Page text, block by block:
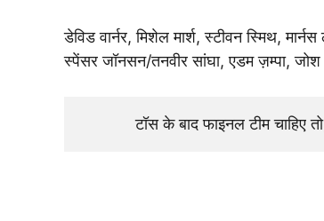
डेविड वार्नर, मिशेल मार्श, स्टीवन स्मिथ,
स्पेंसर जॉनसन/तनवीर सांघा, एडम ज़म्पा,
टॉस के बाद फाइनल टीम